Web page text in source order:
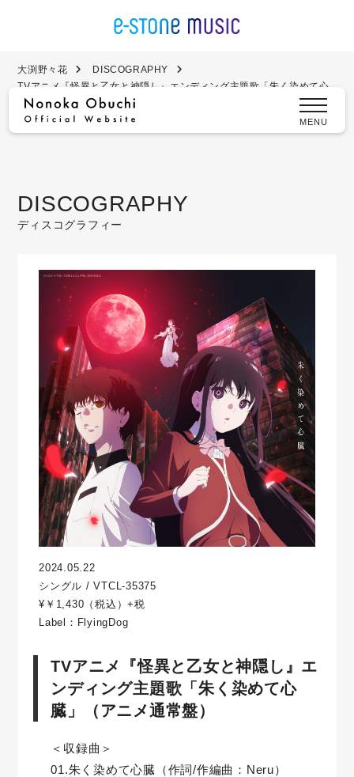
MENU
大渕野々花
DISCOGRAPHY
TVアニメ『怪異と乙女と神隠し』エンディング主題歌「朱く染めて心
臓」（アニメ通常盤）
DISCOGRAPHY
ディスコグラフィー
2024.05.22
シングル / VTCL-35375
¥￥1,430（税込）+税
Label：FlyingDog
TVアニメ『怪異と乙女と神隠し』エ
ンディング主題歌「朱く染めて心
臓」（アニメ通常盤）
＜収録曲＞
01.朱く染めて心臓（作詞/作編曲：Neru）